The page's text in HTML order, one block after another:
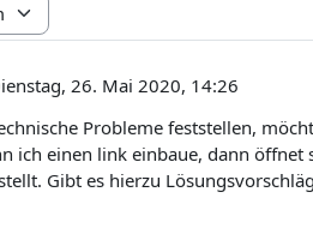
26. Mai 2020, 14:26
Probleme feststellen,
ich einen link einbaue, dann
Gibt es hierzu